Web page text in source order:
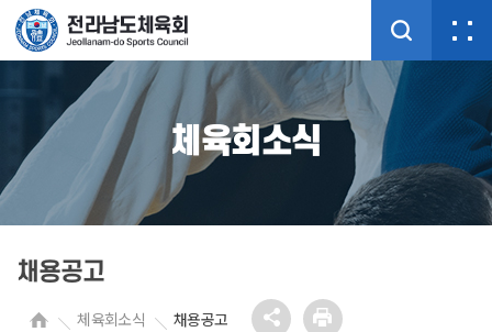
체육회소식
채용공고
체육회소식 채용공고